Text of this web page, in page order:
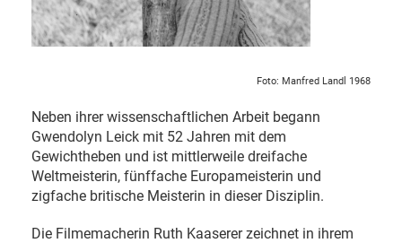
Foto: Manfred Landl 1968
Neben ihrer wissenschaftlichen Arbeit begann
Gwendolyn Leick mit 52 Jahren mit dem
Gewichtheben und ist mittlerweile dreifache
Weltmeisterin, fünffache Europameisterin und
zigfache britische Meisterin in dieser Disziplin.
Die Filmemacherin Ruth Kaaserer zeichnet in ihrem